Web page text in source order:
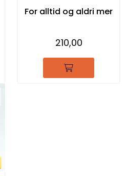
For alltid og aldri mer
210,00